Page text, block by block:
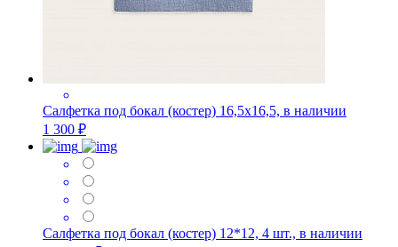
Салфетка под бокал (костер) 16,5х16,5, в наличии
1 300 ₽
Салфетка под бокал (костер) 12*12, 4 шт., в наличии